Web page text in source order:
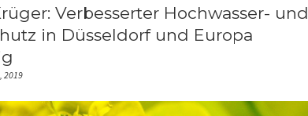
Verbesserter Hochwasser- und
in Düsseldorf und Europa
2019